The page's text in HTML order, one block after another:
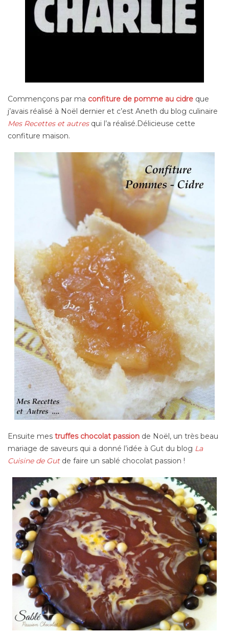
Commençons par ma confiture de pomme au cidre que
j’avais réalisé à Noël dernier et c’est Aneth du blog culinaire
Mes Recettes et autresqui l’a réalisé.Délicieuse cette
confiture maison.
Ensuite mes truffes chocolat passion de Noël, un très beau
mariage de saveurs qui a donné l’idée à Gut du blog La
Cuisine de Gutde faire un sablé chocolat passion !